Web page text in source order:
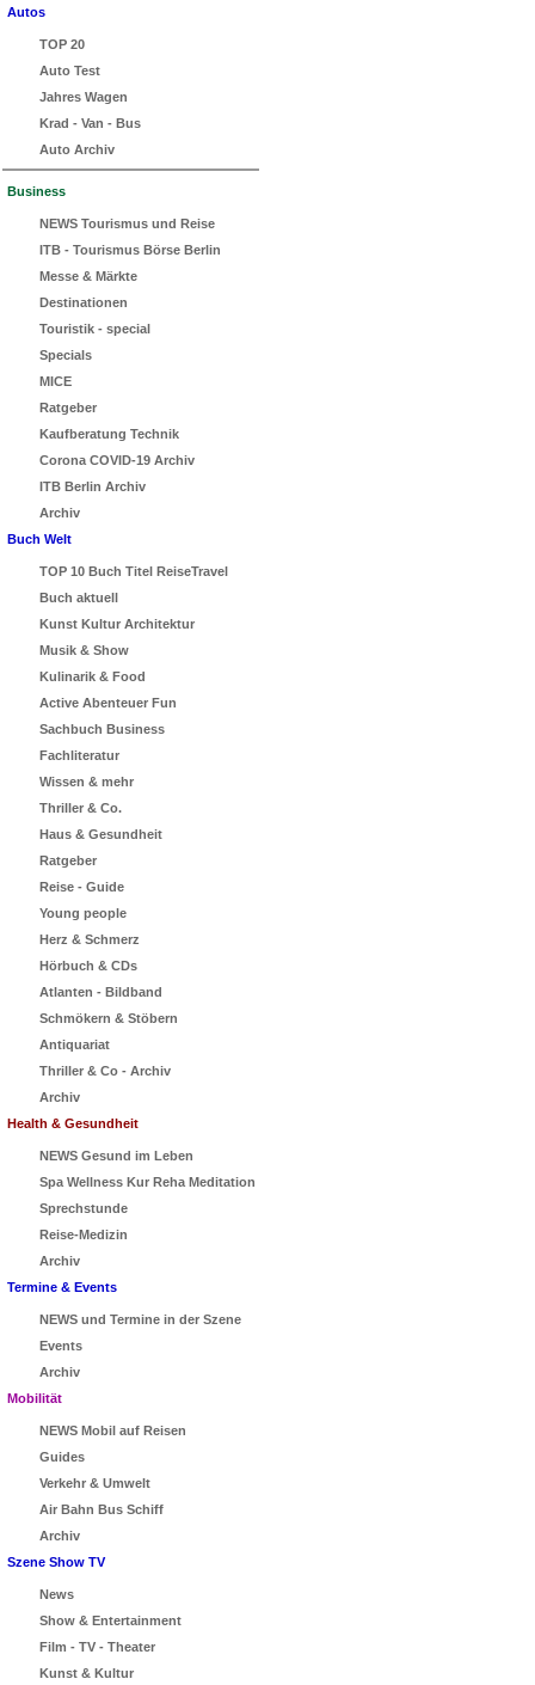
Autos
TOP 20
Auto Test
Jahres Wagen
Krad - Van - Bus
Auto Archiv
Business
NEWS Tourismus und Reise
ITB - Tourismus Börse Berlin
Messe & Märkte
Destinationen
Touristik - special
Specials
MICE
Ratgeber
Kaufberatung Technik
Corona COVID-19 Archiv
ITB Berlin Archiv
Archiv
Buch Welt
TOP 10 Buch Titel ReiseTravel
Buch aktuell
Kunst Kultur Architektur
Musik & Show
Kulinarik & Food
Active Abenteuer Fun
Sachbuch Business
Fachliteratur
Wissen & mehr
Thriller & Co.
Haus & Gesundheit
Ratgeber
Reise - Guide
Young people
Herz & Schmerz
Hörbuch & CDs
Atlanten - Bildband
Schmökern & Stöbern
Antiquariat
Thriller & Co - Archiv
Archiv
Health & Gesundheit
NEWS Gesund im Leben
Spa Wellness Kur Reha Meditation
Sprechstunde
Reise-Medizin
Archiv
Termine & Events
NEWS und Termine in der Szene
Events
Archiv
Mobilität
NEWS Mobil auf Reisen
Guides
Verkehr & Umwelt
Air Bahn Bus Schiff
Archiv
Szene Show TV
News
Show & Entertainment
Film - TV - Theater
Kunst & Kultur